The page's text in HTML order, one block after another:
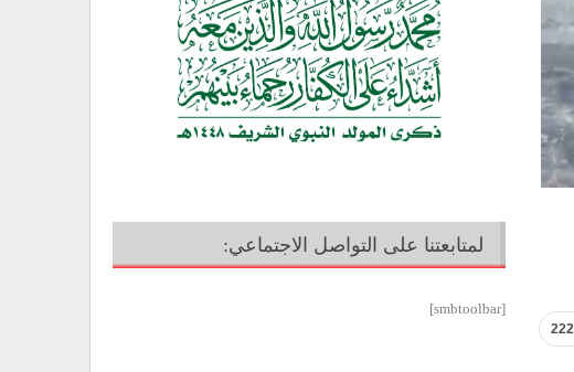
222
لمتابعتنا على التواصل الاجتماعي:
[smbtoolbar]